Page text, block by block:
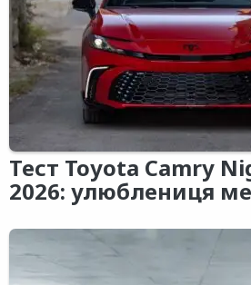
Тест Toyota Camry
2026: улюблениця